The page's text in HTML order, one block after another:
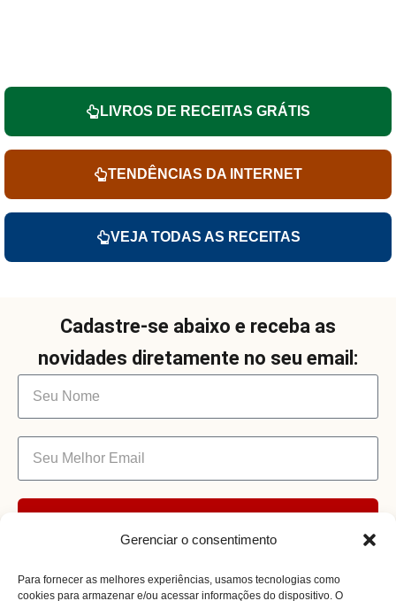
Gerenciar o consentimento
Para fornecer as melhores experiências, usamos tecnologias como
cookies para armazenar e/ou acessar informações do dispositivo. O
LIVROS DE RECEITAS GRÁTIS
TENDÊNCIAS DA INTERNET
VEJA TODAS AS RECEITAS
Cadastre-se abaixo e receba as
novidades diretamente no seu email: